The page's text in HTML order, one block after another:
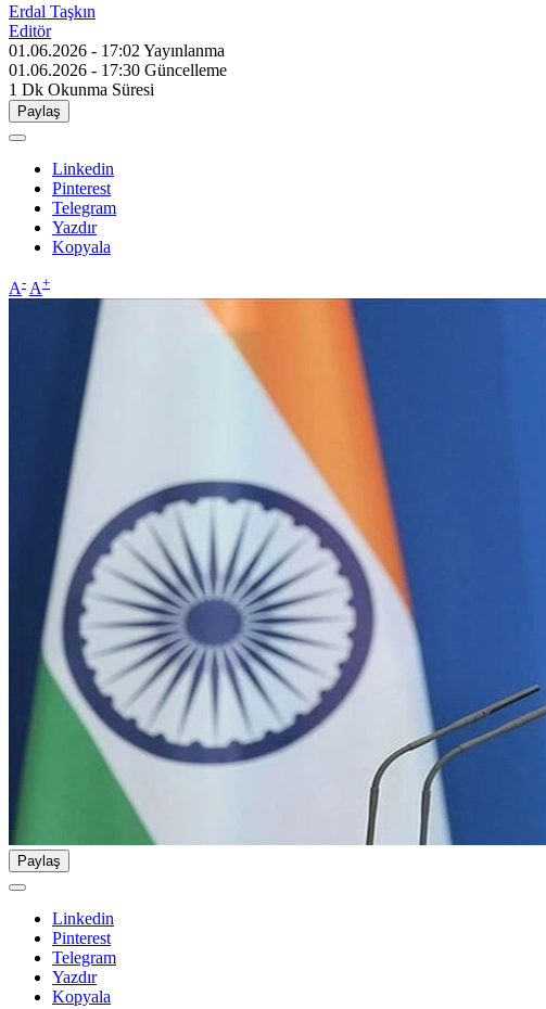
Erdal Taşkın
Editör
01.06.2026 - 17:02 Yayınlanma
01.06.2026 - 17:30 Güncelleme
1 Dk Okunma Süresi
Paylaş
Linkedin
Pinterest
Telegram
Yazdır
Kopyala
A- A+
Paylaş
Linkedin
Pinterest
Telegram
Yazdır
Kopyala